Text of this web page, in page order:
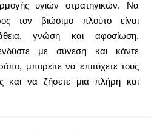
υγιών στρατηγικών. Να
τον βιώσιμο πλούτο είναι
γνώση και αφοσίωση.
με σύνεση και κάντε
μπορείτε να επιτύχετε τους
και να ζήσετε μια πλήρη και